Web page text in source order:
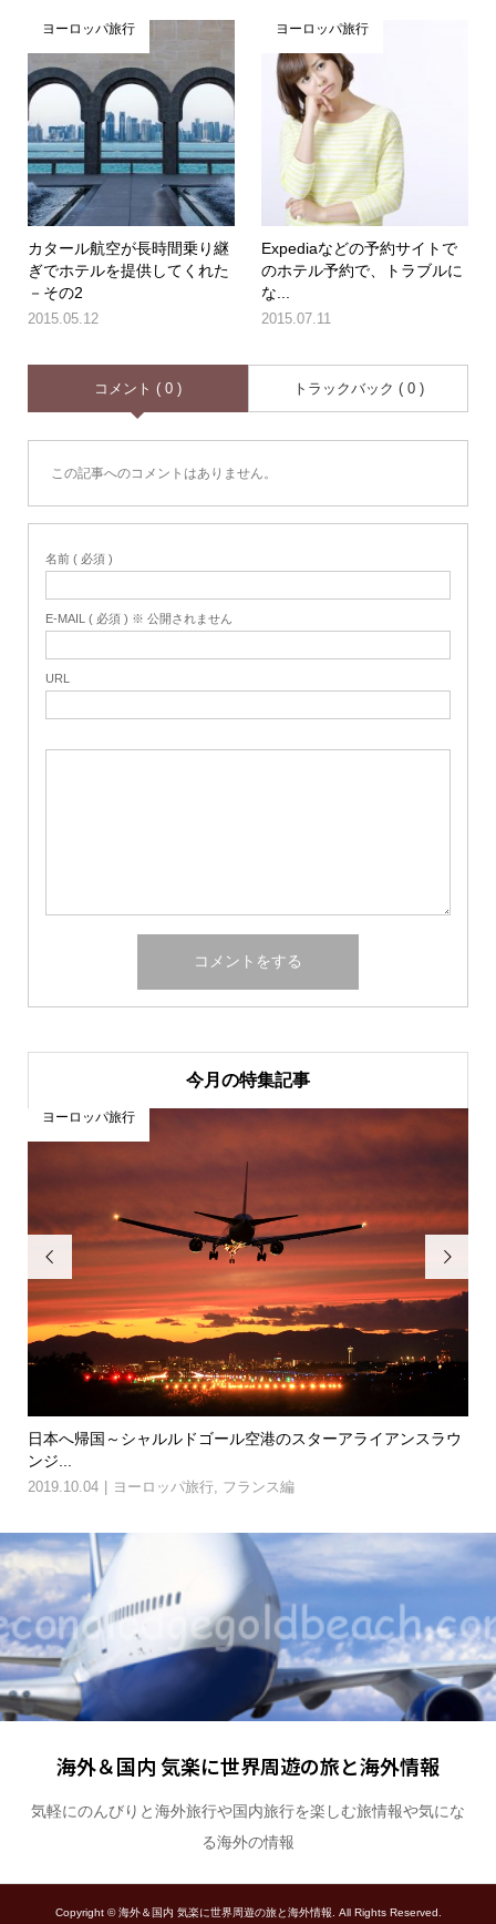
ヨーロッパ旅行
カタール航空が長時間乗り継
ぎでホテルを提供してくれた
－その2
2015.05.12
ヨーロッパ旅行
Expediaなどの予約サイトで
のホテル予約で、トラブルに
な...
2015.07.11
コメント ( 0 ) トラックバック ( 0 )
この記事へのコメントはありません。
名前 ( 必須 )
E-MAIL ( 必須 ) ※ 公開されません
URL
今月の特集記事

パリ市庁舎からパンテオンに電車で移動＆カルチェラタンを散
歩
2019.10.04 ヨーロッパ旅行, フランス編
ヨーロッパ旅行

海外＆国内 気楽に世界周遊の旅と海外情報
気軽にのんびりと海外旅行や国内旅行を楽しむ旅情報や気にな
る海外の情報
Copyright ©海外＆国内 気楽に世界周遊の旅と海外情報. All Rights Reserved.